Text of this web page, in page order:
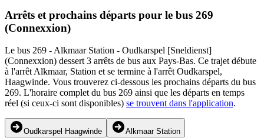
Arrêts et prochains départs pour le bus 269
(Connexxion)
Le bus 269 - Alkmaar Station - Oudkarspel [Sneldienst]
(Connexxion) dessert 3 arrêts de bus aux Pays-Bas. Ce trajet débute
à l'arrêt Alkmaar, Station et se termine à l'arrêt Oudkarspel,
Haagwinde. Vous trouverez ci-dessous les prochains départs du bus
269. L'horaire complet du bus 269 ainsi que les départs en temps
réel (si ceux-ci sont disponibles) se trouvent dans l'application.
Oudkarspel Haagwinde Alkmaar Station